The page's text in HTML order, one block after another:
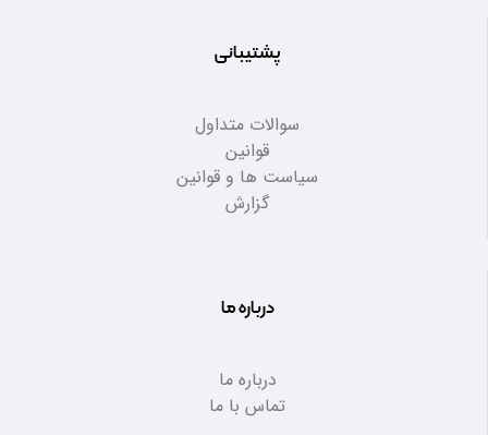
پشتیبانی
سوالات متداول
قوانین
سیاست ها و قوانین
گزارش
درباره ما
درباره ما
تماس با ما